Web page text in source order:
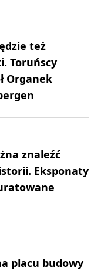
też
Toruńscy
Organek
znaleźć
Eksponaty
placu budowy